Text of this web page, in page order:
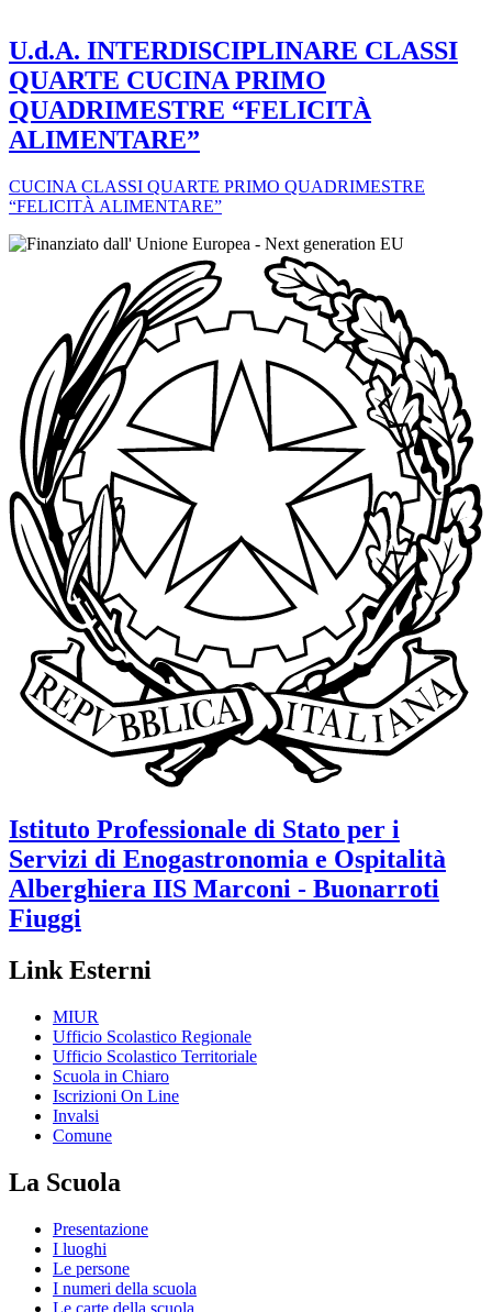
U.d.A. INTERDISCIPLINARE CLASSI
QUARTE CUCINA PRIMO
QUADRIMESTRE “FELICITÀ
ALIMENTARE”
CUCINA CLASSI QUARTE PRIMO QUADRIMESTRE
“FELICITÀ ALIMENTARE”
Istituto Professionale di Stato per i
Servizi di Enogastronomia e Ospitalità
Alberghiera IIS Marconi - Buonarroti
Fiuggi
Link Esterni
MIUR
Ufficio Scolastico Regionale
Ufficio Scolastico Territoriale
Scuola in Chiaro
Iscrizioni On Line
Invalsi
Comune
La Scuola
Presentazione
I luoghi
Le persone
I numeri della scuola
Le carte della scuola